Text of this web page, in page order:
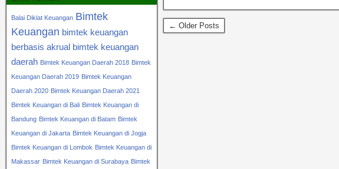
← Older Posts
Balai Diklat Keuangan Bimtek
Keuangan bimtek keuangan
berbasis akrual bimtek keuangan
daerah Bimtek Keuangan Daerah 2018 Bimtek
Keuangan Daerah 2019 Bimtek Keuangan
Daerah 2020 Bimtek Keuangan Daerah 2021
Bimtek Keuangan di Bali Bimtek Keuangan di
Bandung Bimtek Keuangan di Batam Bimtek
Keuangan di Jakarta Bimtek Keuangan di Jogja
Bimtek Keuangan di Lombok Bimtek Keuangan di
Makassar Bimtek Keuangan di Surabaya Bimtek